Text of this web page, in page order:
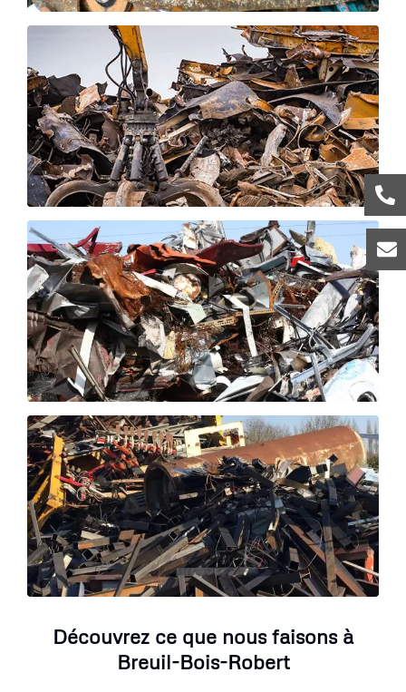
Découvrez ce que nous faisons à
Breuil-Bois-Robert